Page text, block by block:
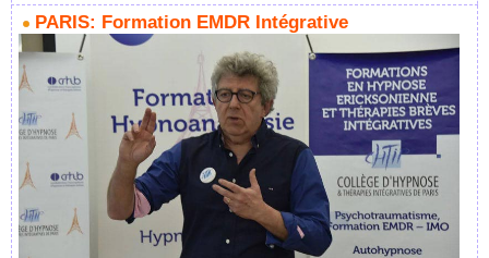
PARIS: Formation EMDR Intégrative